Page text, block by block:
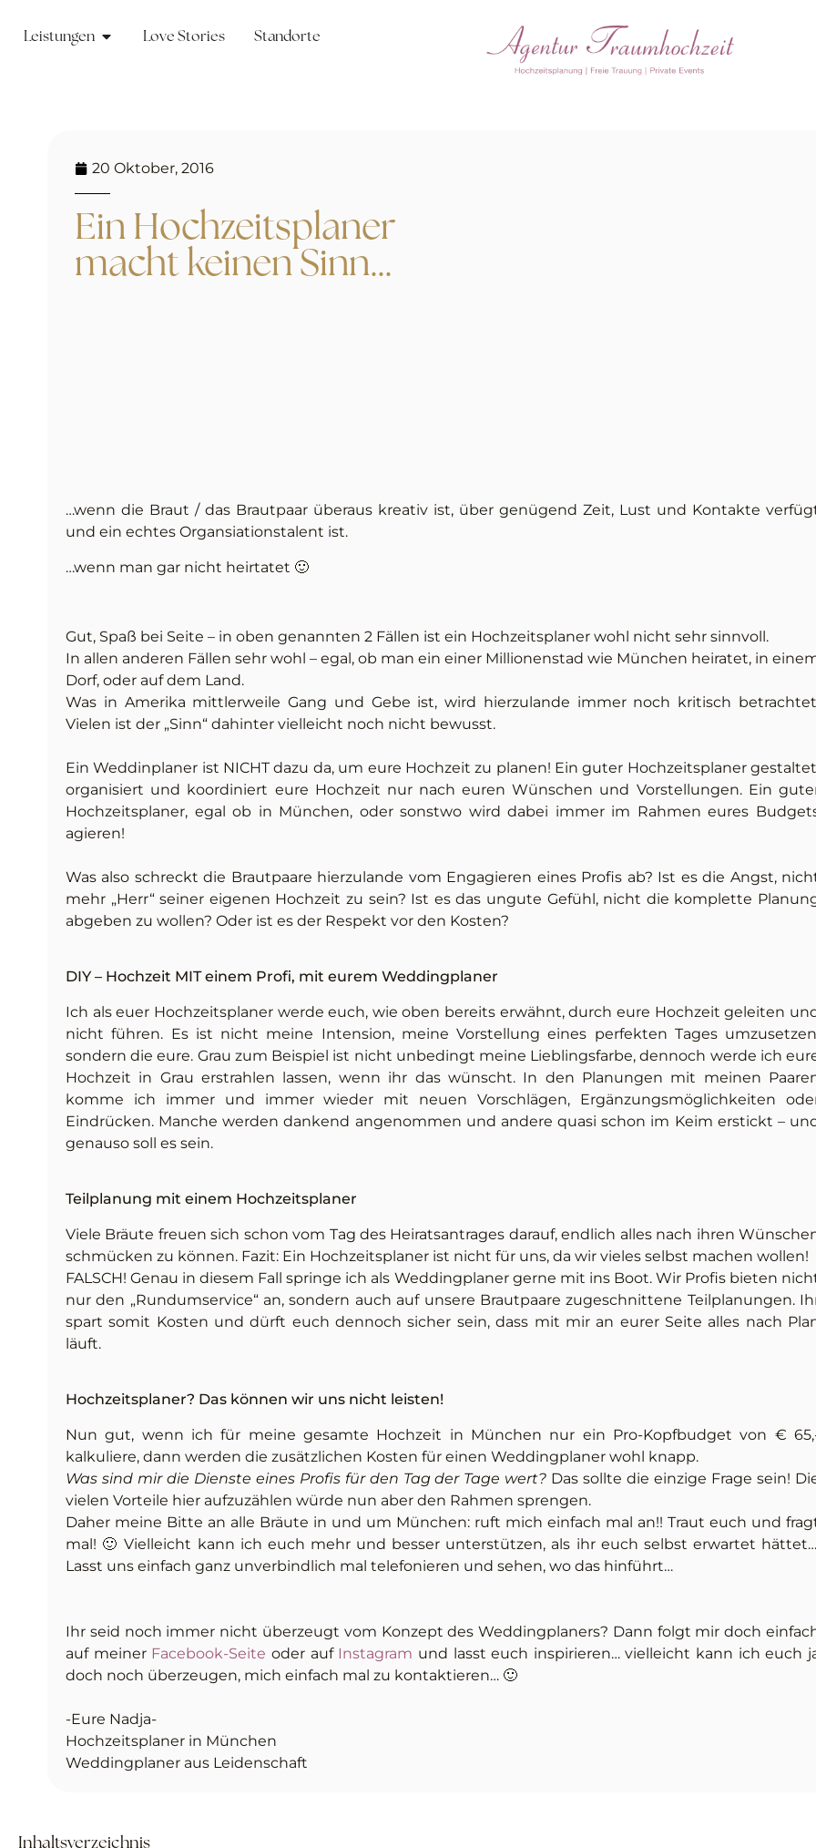
Leistungen Love Stories Standorte
20 Oktober, 2016
Ein Hochzeitsplaner
macht keinen Sinn…
…wenn die Braut / das Brautpaar überaus kreativ ist, über genügend Zeit, Lust und Kontakte
und ein echtes Organsiationstalent ist.
…wenn man gar nicht heirtatet 🙂
Gut, Spaß bei Seite – in oben genannten 2 Fällen ist ein Hochzeitsplaner wohl nicht sehr sinnvoll.
In allen anderen Fällen sehr wohl – egal, ob man ein einer Millionenstad wie München heiratet, in
Dorf, oder auf dem Land.
Was in Amerika mittlerweile Gang und Gebe ist, wird hierzulande immer noch kritisch
Vielen ist der „Sinn“ dahinter vielleicht noch nicht bewusst.
Ein Weddinplaner ist NICHT dazu da, um eure Hochzeit zu planen! Ein guter Hochzeitsplaner
organisiert und koordiniert eure Hochzeit nur nach euren Wünschen und Vorstellungen. Ein
Hochzeitsplaner, egal ob in München, oder sonstwo wird dabei immer im Rahmen eures
agieren!
Was also schreckt die Brautpaare hierzulande vom Engagieren eines Profis ab? Ist es die Angst,
mehr „Herr“ seiner eigenen Hochzeit zu sein? Ist es das ungute Gefühl, nicht die komplette
abgeben zu wollen? Oder ist es der Respekt vor den Kosten?
DIY – Hochzeit MIT einem Profi, mit eurem Weddingplaner
Ich als euer Hochzeitsplaner werde euch, wie oben bereits erwähnt, durch eure Hochzeit geleiten
nicht führen. Es ist nicht meine Intension, meine Vorstellung eines perfekten Tages
sondern die eure. Grau zum Beispiel ist nicht unbedingt meine Lieblingsfarbe, dennoch werde ich
Hochzeit in Grau erstrahlen lassen, wenn ihr das wünscht. In den Planungen mit meinen
komme ich immer und immer wieder mit neuen Vorschlägen, Ergänzungsmöglichkeiten
Eindrücken. Manche werden dankend angenommen und andere quasi schon im Keim erstickt –
genauso soll es sein.
Teilplanung mit einem Hochzeitsplaner
Viele Bräute freuen sich schon vom Tag des Heiratsantrages darauf, endlich alles nach ihren
schmücken zu können. Fazit: Ein Hochzeitsplaner ist nicht für uns, da wir vieles selbst machen wollen!
FALSCH! Genau in diesem Fall springe ich als Weddingplaner gerne mit ins Boot. Wir Profis bieten
nur den „Rundumservice“ an, sondern auch auf unsere Brautpaare zugeschnittene Teilplanungen.
spart somit Kosten und dürft euch dennoch sicher sein, dass mit mir an eurer Seite alles nach
läuft.
Hochzeitsplaner? Das können wir uns nicht leisten!
Nun gut, wenn ich für meine gesamte Hochzeit in München nur ein Pro-Kopfbudget von €
kalkuliere, dann werden die zusätzlichen Kosten für einen Weddingplaner wohl knapp.
Was sind mir die Dienste eines Profis für den Tag der Tage wert? Das sollte die einzige Frage sein!
vielen Vorteile hier aufzuzählen würde nun aber den Rahmen sprengen.
Daher meine Bitte an alle Bräute in und um München: ruft mich einfach mal an!! Traut euch und
mal! 🙂 Vielleicht kann ich euch mehr und besser unterstützen, als ihr euch selbst erwartet
Lasst uns einfach ganz unverbindlich mal telefonieren und sehen, wo das hinführt…
Ihr seid noch immer nicht überzeugt vom Konzept des Weddingplaners? Dann folgt mir doch
auf meiner Facebook-Seite oder auf Instagram und lasst euch inspirieren… vielleicht kann ich euch
doch noch überzeugen, mich einfach mal zu kontaktieren… 🙂
-Eure Nadja-
Hochzeitsplaner in München
Weddingplaner aus Leidenschaft
Inhaltsverzeichnis